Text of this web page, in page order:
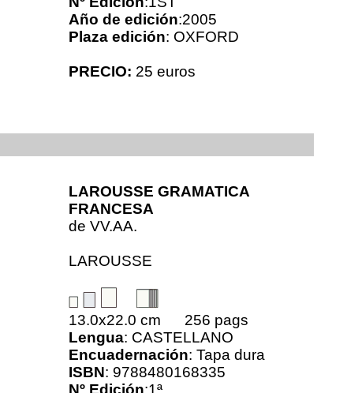
Año de edición:2005
Plaza edición: OXFORD
PRECIO: 25 euros
LAROUSSE GRAMATICA
FRANCESA
de VV.AA.
LAROUSSE
13.0x22.0 cm 256 pags
Lengua: CASTELLANO
Encuadernación: Tapa dura
ISBN: 9788480168335
Nº Edición:1ª